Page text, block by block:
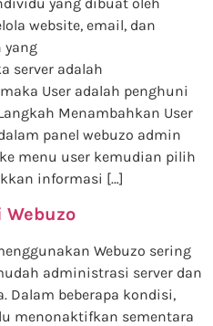
website, email, dan
yang
server adalah
User adalah penghuni
Menambahkan User
panel webuzo admin
menu user kemudian pilih
informasi […]
Webuzo
Webuzo sering
administrasi server dan
Dalam beberapa kondisi,
menonaktifkan sementara